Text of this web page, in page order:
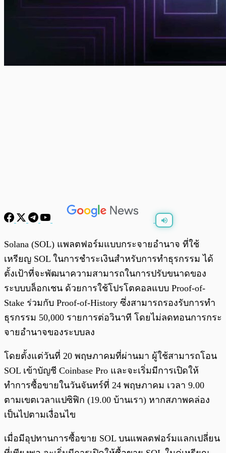
/0:00
Solana (SOL) แพลตฟอร์มแบบกระจายอำนาจ ที่ใช้
เหรียญ SOL ในการชำระเงินสำหรับการทำธุรกรรม ได้
ตั้งเป้าที่จะพัฒนาความสามารถในการปรับขนาดของ
ระบบบล็อกเชน ด้วยการใช้โปรโตคอลแบบ Proof-of-
Stake ร่วมกับ Proof-of-History ซึ่งสามารถรองรับการทำ
ธุรกรรม 50,000 รายการต่อวินาที โดยไม่ลดทอนการกระ
จายอำนาจของระบบลง
โดยตั้งแต่วันที่ 20 พฤษภาคมที่ผ่านมา ผู้ใช้สามารถโอน
SOL เข้าบัญชี Coinbase Pro และจะเริ่มมีการเปิดให้
ทำการซื้อขายในวันจันทร์ที่ 24 พฤษภาคม เวลา 9.00
ตามเขตเวลาแปซิฟิก​ (19.00 บ้านเรา) หากสภาพคล่อง
เป็นไปตามเงื่อนไข
เมื่อมีอุปทานการซื้อขาย SOL บนแพลตฟอร์มแลกเปลี่ยน